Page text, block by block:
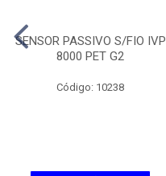
SENSOR PASSIVO S/FIO IVP
8000 PET G2
Código: 10238